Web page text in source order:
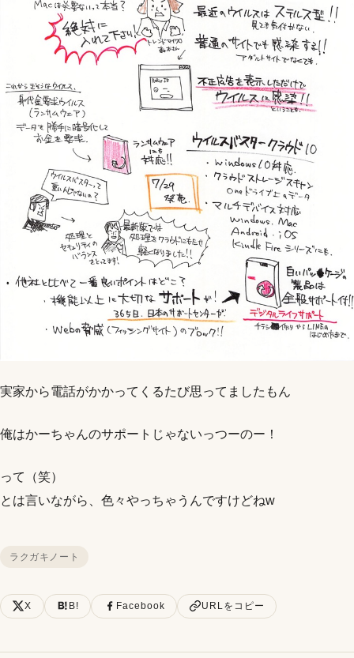
実家から電話がかかってくるたび思ってましたもん
俺はかーちゃんのサポートじゃないっつーのー！
って（笑）
とは言いながら、色々やっちゃうんですけどねw
ラクガキノート
X B! Facebook URLをコピー